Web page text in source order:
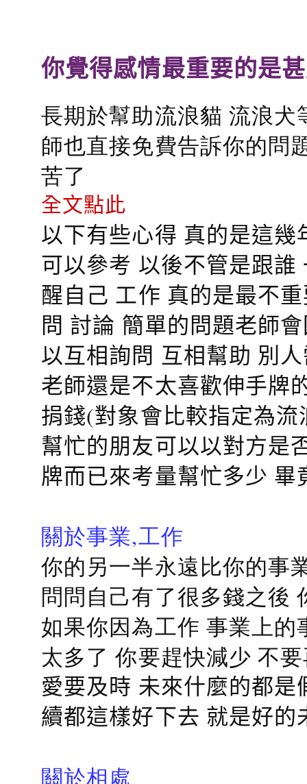
你覺得感情最重要的是
長期於幫助流浪貓 流浪
師也直接免費告訴你的問
苦了
全文點此
以下有些心得 真的是這
可以參考 以後不管是跟
醒自己 工作 真的是最不
問 討論 簡單的問題老師
以互相詢問 互相幫助 別
老師還是不太喜歡伸手牌
捐錢(對象會比較指定為
幫忙的朋友可以以對方是
牌而已來考量幫忙多少
關於事業,工作
你的另一半永遠比你的事
問問自己有了很多錢之後
如果你因為工作 事業上
太多了 你要趕快減少 不
愛要及時 未來什麼的都
續都這樣好下去 就是好的
關於相處